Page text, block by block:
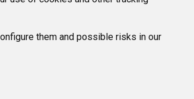
them and possible risks in our